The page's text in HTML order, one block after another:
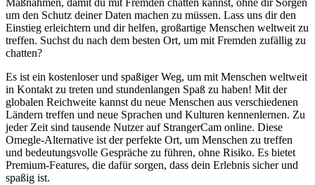
Maßnahmen, damit du mit Fremden chatten kannst, ohne dir Sorgen
um den Schutz deiner Daten machen zu müssen. Lass uns dir den
Einstieg erleichtern und dir helfen, großartige Menschen weltweit zu
treffen. Suchst du nach dem besten Ort, um mit Fremden zufällig zu
chatten?
Es ist ein kostenloser und spaßiger Weg, um mit Menschen weltweit
in Kontakt zu treten und stundenlangen Spaß zu haben! Mit der
globalen Reichweite kannst du neue Menschen aus verschiedenen
Ländern treffen und neue Sprachen und Kulturen kennenlernen. Zu
jeder Zeit sind tausende Nutzer auf StrangerCam online. Diese
Omegle-Alternative ist der perfekte Ort, um Menschen zu treffen
und bedeutungsvolle Gespräche zu führen, ohne Risiko. Es bietet
Premium-Features, die dafür sorgen, dass dein Erlebnis sicher und
spaßig ist.